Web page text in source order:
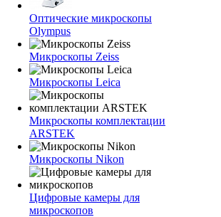
Оптические микроскопы
Olympus
Микроскопы Zeiss
Микроскопы Leica
Микроскопы комплектации
ARSTEK
Микроскопы Nikon
Цифровые камеры для
микроскопов